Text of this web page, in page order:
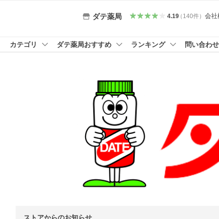
ダテ薬局 4.19（ 140件） 会社
カテゴリ ダテ薬局おすすめ ランキング 問い合わせ